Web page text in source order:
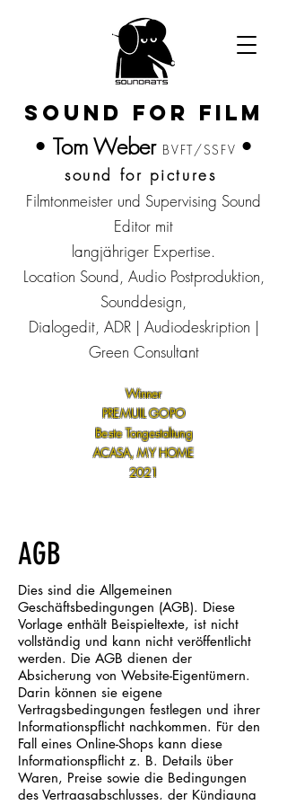
sound for film
•Tom Weber BVFT/SSFV •
sound for pictures
Filmtonmeister und Supervising Sound
Editor mit
langjähriger Expertise.
Location Sound, Audio Postproduktion,
Sounddesign,
Dialogedit, ADR | Audiodeskription |
Green Consultant
Winner
PREMUIL GOPO
Beste Tongestaltung
ACASA, MY HOME
2021
AGB
Dies sind die Allgemeinen
Geschäftsbedingungen (AGB). Diese
Vorlage enthält Beispieltexte, ist nicht
vollständig und kann nicht veröffentlicht
werden. Die AGB dienen der
Absicherung von Website-Eigentümern.
Darin können sie eigene
Vertragsbedingungen festlegen und ihrer
Informationspflicht nachkommen. Für den
Fall eines Online-Shops kann diese
Informationspflicht z. B. Details über
Waren, Preise sowie die Bedingungen
des Vertragsabschlusses, der Kündigung